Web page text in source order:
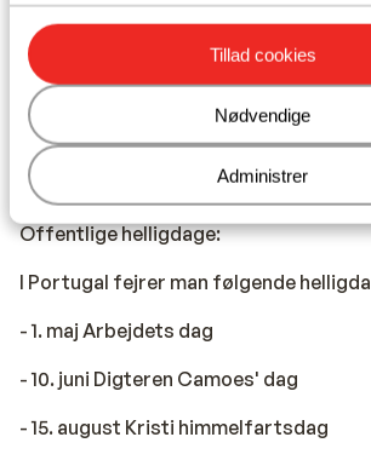
Tillad cookies
Nødvendige
Administrer
Ved behov for kontakt til politi,
brandvæsen ringes 112.
Åbningstider:
Forretningerne i Portugal har som
fra mandag til fredag fra 9.00 – 13.00
og lørdag fra 9.00 – 13.00.
variere.
Offentlige helligdage:
I Portugal fejrer man følgende
- 1. maj Arbejdets dag
- 10. juni Digteren Camoes' dag
- 15. august Kristi himmelfartsdag